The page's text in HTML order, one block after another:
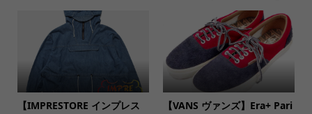
【IMPRESTORE インプレス
【VANS ヴァンズ】Era+ Pari